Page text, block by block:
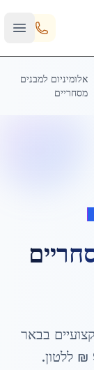
אלומיניום למבנים
מסחריים
בבאר
₪ ללטון.